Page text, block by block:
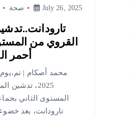
صحة July 26, 2025
القروي من
أحمر
2025،
المستوى الثاني
تارودانت، بعد